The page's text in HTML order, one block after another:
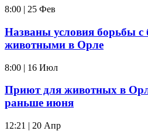
8:00 | 25 Фев
Названы условия борьбы с
животными в Орле
8:00 | 16 Июл
Приют для животных в
раньше июня
12:21 | 20 Апр